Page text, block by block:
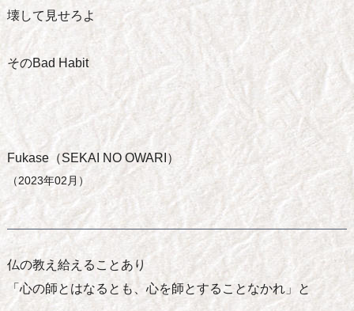
壊して見せろよ
そのBad Habit
Fukase（SEKAI NO OWARI）
（2023年02月）
仏の教え給えることあり
「心の師とはなるとも、心を師とすることなかれ」と